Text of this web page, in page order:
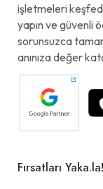
işletmeleri
yapın ve güvenli
sorunsuzca
anınıza değer
Fırsatları Yaka.la!